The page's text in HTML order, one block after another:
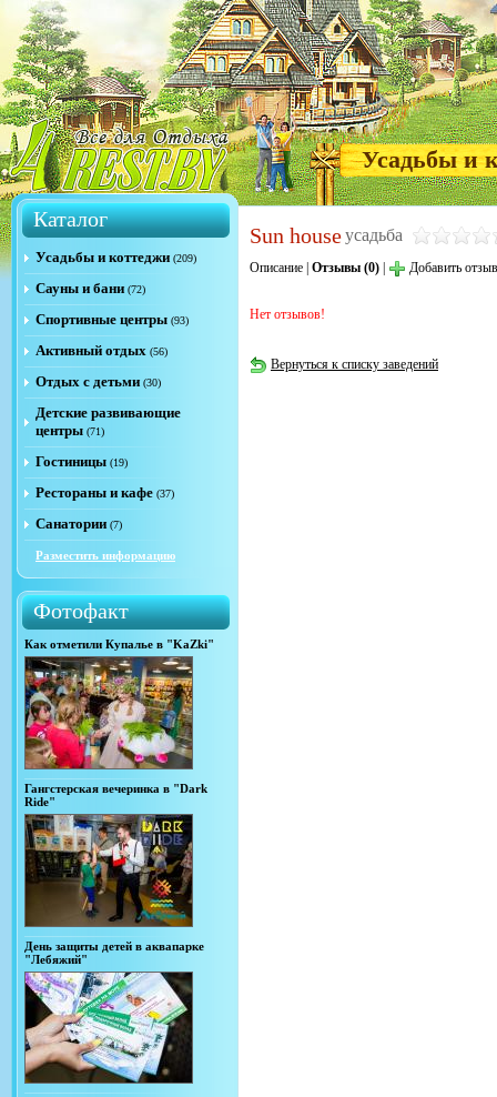
Усадьбы и
Каталог
Усадьбы и коттеджи (209)
Сауны и бани (72)
Спортивные центры (93)
Активный отдых (56)
Отдых с детьми (30)
Детские развивающие
центры (71)
Гостиницы (19)
Рестораны и кафе (37)
Санатории (7)
Разместить информацию
Фотофакт
Как отметили Купалье в "KaZki"
Гангстерская вечеринка в "Dark
Ride"
День защиты детей в аквапарке
"Лебяжий"
Sun houseусадьба
Описание Отзывы (0) Добавить отзыв
Нет отзывов!
Вернуться к списку заведений